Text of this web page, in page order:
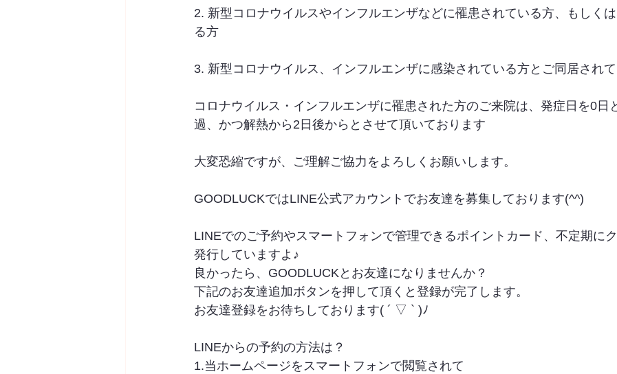
2. 新型コロナウイルスやインフルエンザなどに罹患されている方、もしく
る方
3. 新型コロナウイルス、インフルエンザに感染されている方とご同居され
コロナウイルス・インフルエンザに罹患された方のご来院は、発症日を0日
過、かつ解熱から2日後からとさせて頂いております
大変恐縮ですが、ご理解ご協力をよろしくお願いします。
GOODLUCKではLINE公式アカウントでお友達を募集しております(^^)
LINEでのご予約やスマートフォンで管理できるポイントカード、不定期に
発行していますよ♪
良かったら、GOODLUCKとお友達になりませんか？
下記のお友達追加ボタンを押して頂くと登録が完了します。
お友達登録をお待ちしております( ´ ▽ ` )ﾉ
LINEからの予約の方法は？
1.当ホームページをスマートフォンで閲覧されて